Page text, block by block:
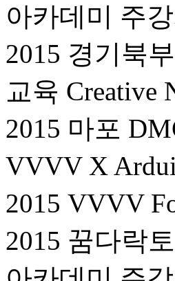
아카데미 주
2015 경기북
교육 Creative
2015 마포
VVVV X
2015 VVVV
2015 꿈다락